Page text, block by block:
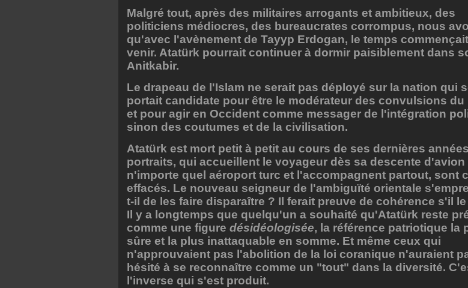
Malgré tout, après des militaires arrogants et ambitieux, des
politiciens médiocres, des bureaucrates corrompus, nous
qu'avec l'avènement de Tayyp Erdogan, le temps
venir. Atatürk pourrait continuer à dormir paisiblement dans
Anitkabir.
Le drapeau de l'Islam ne serait pas déployé sur la nation qui
portait candidate pour être le modérateur des convulsions du
et pour agir en Occident comme messager de l'intégration
sinon des coutumes et de la civilisation.
Atatürk est mort petit à petit au cours de ses dernières
portraits, qui accueillent le voyageur dès sa descente d'avion
n'importe quel aéroport turc et l'accompagnent partout, sont
effacés. Le nouveau seigneur de l'ambiguïté orientale
t-il de les faire disparaître ? Il ferait preuve de cohérence s'il
Il y a longtemps que quelqu'un a souhaité qu'Atatürk reste
comme une figure désidéologisée, la référence patriotique la
sûre et la plus inattaquable en somme. Et même ceux qui
n'approuvaient pas l'abolition de la loi coranique n'auraient
hésité à se reconnaître comme un "tout" dans la diversité.
l'inverse qui s'est produit.